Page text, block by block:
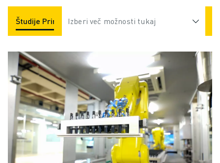
Študije Primerov Aplikacije Industrije
Izberi več možnosti tukaj